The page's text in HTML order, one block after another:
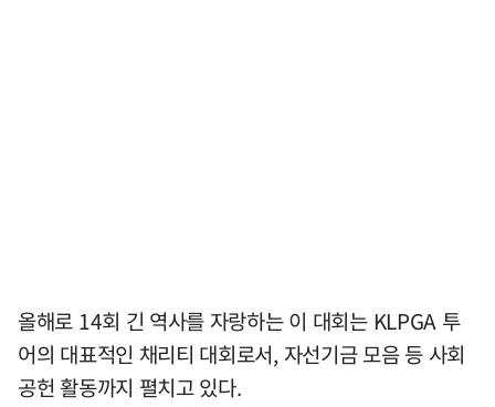
올해로 14회 긴 역사를 자랑하는 이 대회는 KLPGA 투
어의 대표적인 채리티 대회로서, 자선기금 모음 등 사회
공헌 활동까지 펼치고 있다.